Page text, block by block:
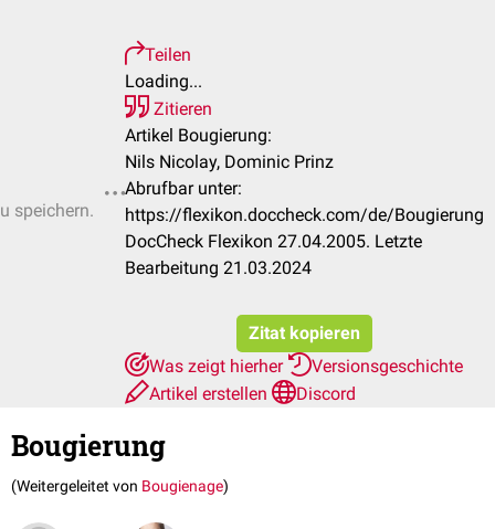
speichern.
Teilen
Loading...
Zitieren
Artikel Bougierung:
Nils Nicolay, Dominic Prinz
Abrufbar unter:
https://flexikon.doccheck.com/de/Bougierung
DocCheck Flexikon 27.04.2005. Letzte
Bearbeitung 21.03.2024
Zitat kopieren
Was zeigt hierher
Versionsgeschichte
Artikel erstellen
Discord
Bougierung
(Weitergeleitet von Bougienage)